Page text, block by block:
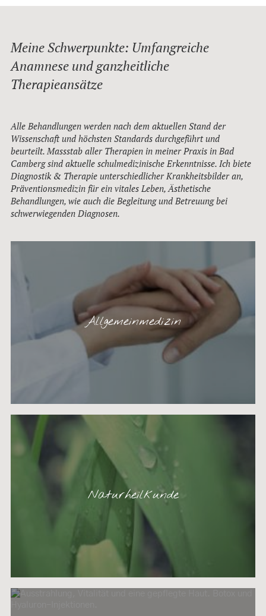
Meine Schwerpunkte: Umfangreiche
Anamnese und ganzheitliche
Therapieansätze
Alle Behandlungen werden nach dem aktuellen Stand der
Wissenschaft und höchsten Standards durchgeführt und
beurteilt. Massstab aller Therapien in meiner Praxis in Bad
Camberg sind aktuelle schulmedizinische Erkenntnisse. Ich biete
Diagnostik & Therapie unterschiedlicher Krankheitsbilder an,
Präventionsmedizin für ein vitales Leben, Ästhetische
Behandlungen, wie auch die Begleitung und Betreuung bei
schwerwiegenden Diagnosen.
Allgemeinmedizin
Naturheilkunde